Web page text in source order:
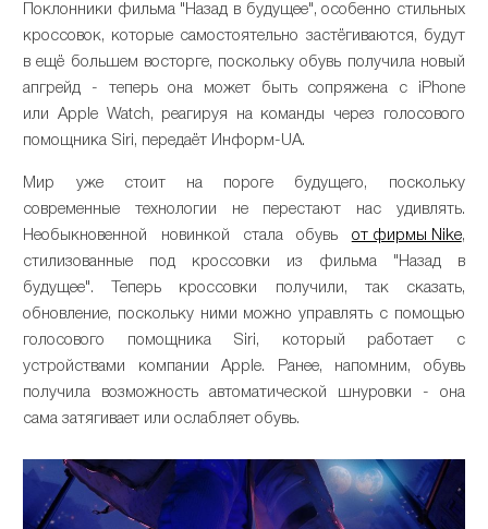
Поклонники фильма "Назад в будущее", особенно стильных
кроссовок, которые самостоятельно застёгиваются, будут
в ещё большем восторге, поскольку обувь получила новый
апгрейд - теперь она может быть сопряжена с iPhone
или Apple Watch, реагируя на команды через голосового
помощника Siri, передаёт Информ-UA.
Мир уже стоит на пороге будущего, поскольку
современные технологии не перестают нас удивлять.
Необыкновенной новинкой стала обувь от фирмы Nike,
стилизованные под кроссовки из фильма "Назад в
будущее". Теперь кроссовки получили, так сказать,
обновление, поскольку ними можно управлять с помощью
голосового помощника Siri, который работает с
устройствами компании Apple. Ранее, напомним, обувь
получила возможность автоматической шнуровки - она
сама затягивает или ослабляет обувь.